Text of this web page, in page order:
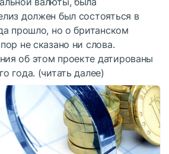
должен был состояться в
прошло, но о британском
не сказано ни слова.
об этом проекте датированы
года. (читать далее)